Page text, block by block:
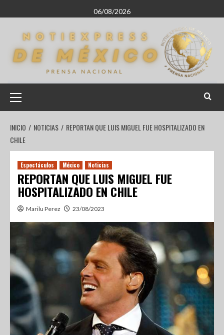
06/08/2026
INICIO NOTICIAS
REPORTAN QUE LUIS MIGUEL FUE HOSPITALIZADO EN
CHILE
Espectáculos México Noticias
REPORTAN QUE LUIS MIGUEL FUE
HOSPITALIZADO EN CHILE
Marilu Perez 23/08/2023